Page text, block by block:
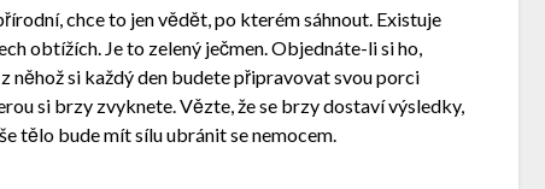
chce to jen vědět, po kterém sáhnout. Existuje
obtížích. Je to zelený ječmen. Objednáte-li si ho,
něhož si každý den budete připravovat svou porci
si brzy zvyknete. Vězte, že se brzy dostaví výsledky,
tělo bude mít sílu ubránit se nemocem.